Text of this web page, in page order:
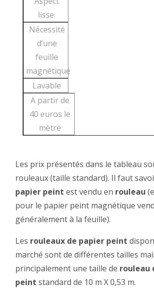
lisse.
Nécessité
d’une
feuille
magnétique
Lavable
A partir de
40 euros le
mètre
Les prix présentés dans le tableau
rouleaux (taille standard). Il faut
papier peint est vendu en rouleau
pour le papier peint magnétique
généralement à la feuille).
Les rouleaux de papier peint
marché sont de différentes tailles
principalement une taille de rouleau
peint standard de 10 m X 0,53 m.